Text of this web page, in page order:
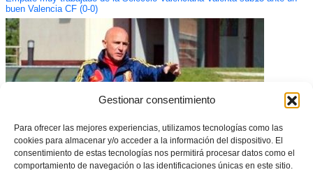
Gestionar consentimiento
Para ofrecer las mejores experiencias, utilizamos tecnologías como las
cookies para almacenar y/o acceder a la información del dispositivo. El
consentimiento de estas tecnologías nos permitirá procesar datos como el
comportamiento de navegación o las identificaciones únicas en este sitio.
buen Valencia CF (0-0)